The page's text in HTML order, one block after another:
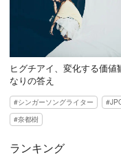
ヒグチアイ、変化する価値
なりの答え
シンガーソングライター
奈都樹
ランキング